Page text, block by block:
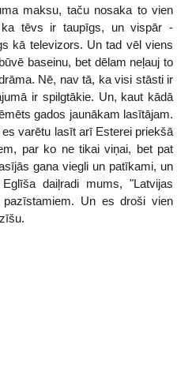
maksu, taču nosaka to vien
tēvs ir taupīgs, un vispār -
kā televizors. Un tad vēl viens
baseinu, bet dēlam neļauj to
Nē, nav tā, ka visi stāsti ir
ir spilgtākie. Un, kaut kādā
gados jaunākam lasītājam.
varētu lasīt arī Esterei priekšā
par ko ne tikai viņai, bet pat
gana viegli un patīkami, un
daiļradi mums, "Latvijas
pazīstamiem. Un es droši vien